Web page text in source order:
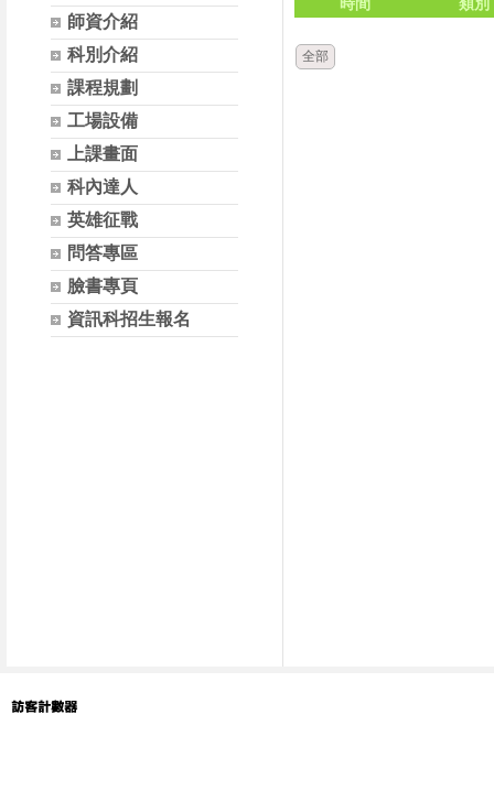
師資介紹
科別介紹
課程規劃
工場設備
上課畫面
科內達人
英雄征戰
問答專區
臉書專頁
資訊科招生報名
全部